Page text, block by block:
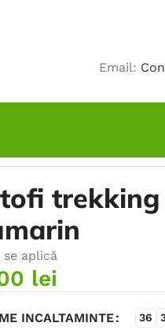
Email:
trekking
se aplică
lei
INCALTAMINTE 36